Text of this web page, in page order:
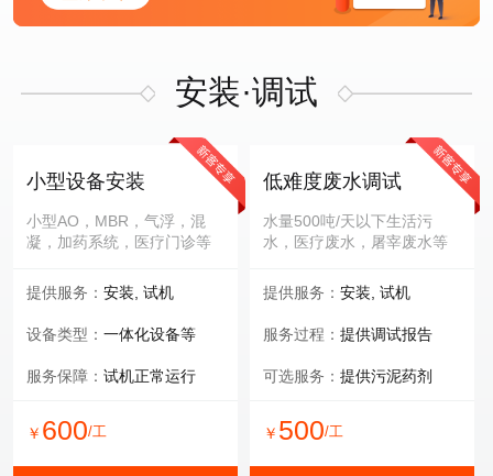
安装·调试
小型设备安装
小型AO，MBR，气浮，混
凝，加药系统，医疗门诊等
提供服务： 安装, 试机
设备类型： 一体化设备等
服务保障： 试机正常运行
￥ 600/工
低难度废水调试
水量500吨/天以下生活污
水，医疗废水，屠宰废水等
提供服务： 安装, 试机
服务过程： 提供调试报告
可选服务： 提供污泥药剂
￥ 500/工